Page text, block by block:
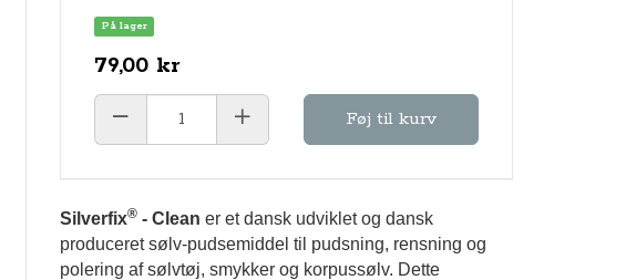
På lager
79,00 kr
Føj til kurv
Silverfix® - Clean er et dansk udviklet og dansk
produceret sølv-pudsemiddel til pudsning, rensning og
polering af sølvtøj, smykker og korpussølv. Dette